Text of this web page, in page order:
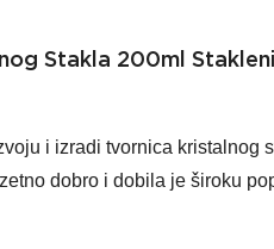
Stakla 200ml
i izradi tvornica kristalnog
dobro i dobila je široku